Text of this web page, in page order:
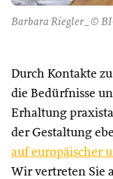
Barbara Riegler_©
Durch Kontakte
die Bedürfnisse
Erhaltung
der Gestaltung
auf europäischer
Wir vertreten Sie